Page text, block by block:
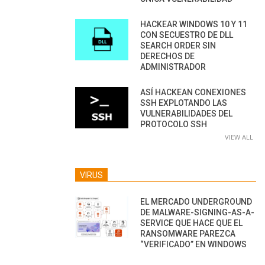
HACKEAR WINDOWS 10 Y 11
CON SECUESTRO DE DLL
SEARCH ORDER SIN
DERECHOS DE
ADMINISTRADOR
ASÍ HACKEAN CONEXIONES
SSH EXPLOTANDO LAS
VULNERABILIDADES DEL
PROTOCOLO SSH
VIEW ALL
VIRUS
EL MERCADO UNDERGROUND
DE MALWARE-SIGNING-AS-A-
SERVICE QUE HACE QUE EL
RANSOMWARE PAREZCA
“VERIFICADO” EN WINDOWS